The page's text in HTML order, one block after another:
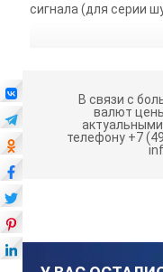
сигнала (для серии
В связи с
валют
актуальными.
телефону +7